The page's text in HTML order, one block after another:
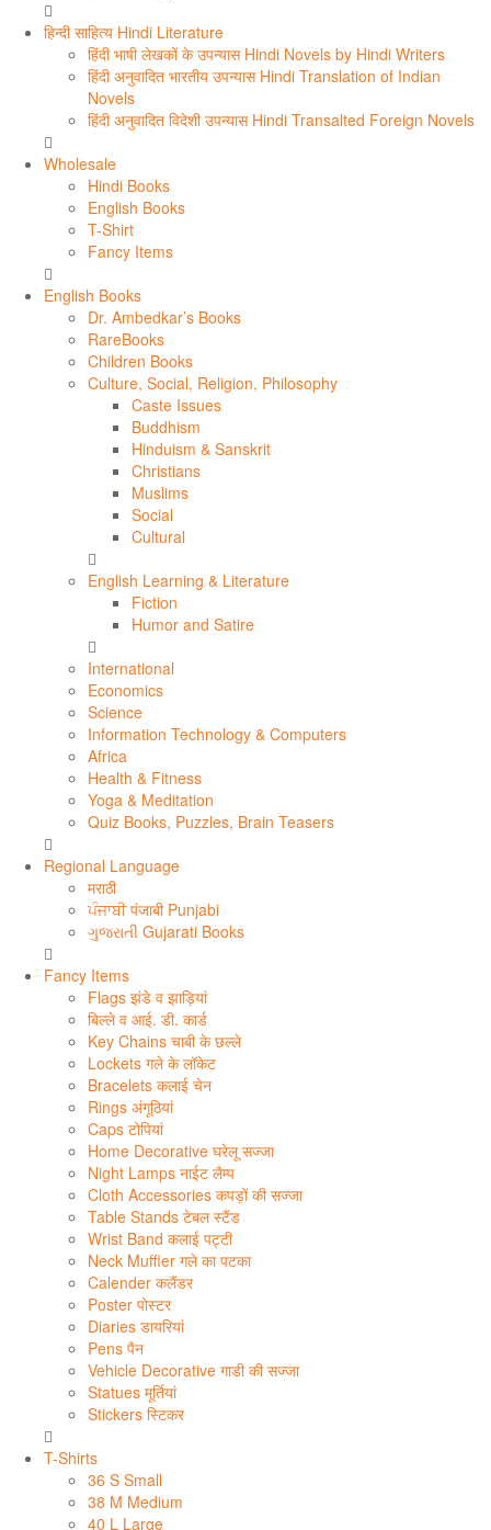
हिन्दी साहित्य Hindi Literature
हिंदी भाषी लेखकों के उपन्यास Hindi Novels by Hindi Writers
हिंदी अनुवादित भारतीय उपन्यास Hindi Translation of Indian
Novels
हिंदी अनुवादित विदेशी उपन्यास Hindi Transalted Foreign Novels
Wholesale
Hindi Books
English Books
T-Shirt
Fancy Items
English Books
Dr. Ambedkar’s Books
RareBooks
Children Books
Culture, Social, Religion, Philosophy
Caste Issues
Buddhism
Hinduism & Sanskrit
Christians
Muslims
Social
Cultural
English Learning & Literature
Fiction
Humor and Satire
International
Economics
Science
Information Technology & Computers
Africa
Health & Fitness
Yoga & Meditation
Quiz Books, Puzzles, Brain Teasers
Regional Language
मराठी
ਪੰਜਾਬੀ पंजाबी Punjabi
ગુજરાતી Gujarati Books
Fancy Items
Flags झंडे व झाड़ियां
बिल्ले व आई. डी. कार्ड
Key Chains चाबी के छल्ले
Lockets गले के लॉकेट
Bracelets कलाई चेन
Rings अंगूठियां
Caps टोपियां
Home Decorative घरेलू सज्जा
Night Lamps नाईट लैम्प
Cloth Accessories कपड़ों की सज्जा
Table Stands टेबल स्टैंड
Wrist Band कलाई पट्टी
Neck Muffler गले का पटका
Calender कलैंडर
Poster पोस्टर
Diaries डायरियां
Pens पैन
Vehicle Decorative गाडी की सज्जा
Statues मूर्तियां
Stickers स्टिकर
T-Shirts
36 S Small
38 M Medium
40 L Large